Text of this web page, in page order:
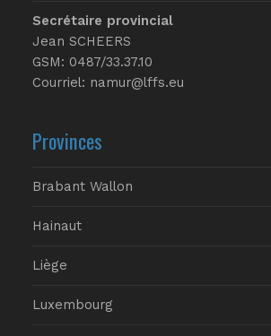
Secrétaire provincial
Jean SCHEERS
GSM: 0487/33.37.10
Courriel: namur@lffs.eu
Provinces
Brabant Wallon
Hainaut
Liège
Luxembourg